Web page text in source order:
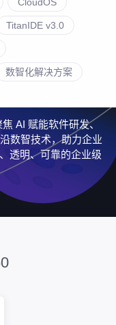
TitanIDE v3.0
数智化解决方案
AI 赋能软件研发、
数智技术，助力企业
透明、可靠的企业级